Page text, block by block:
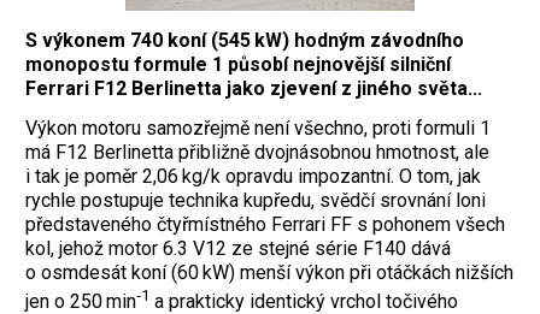
S výkonem 740 koní (545 kW) hodným závodního
monopostu formule 1 působí nejnovější silniční
Ferrari F12 Berlinetta jako zjevení z jiného světa...
Výkon motoru samozřejmě není všechno, proti formuli 1
má F12 Berlinetta přibližně dvojnásobnou hmotnost, ale
i tak je poměr 2,06 kg/k opravdu impozantní. O tom, jak
rychle postupuje technika kupředu, svědčí srovnání loni
představeného čtyřmístného Ferrari FF s pohonem všech
kol, jehož motor 6.3 V12 ze stejné série F140 dává
o osmdesát koní (60 kW) menší výkon při otáčkách nižších
jen o 250 min‑1 a prakticky identický vrchol točivého